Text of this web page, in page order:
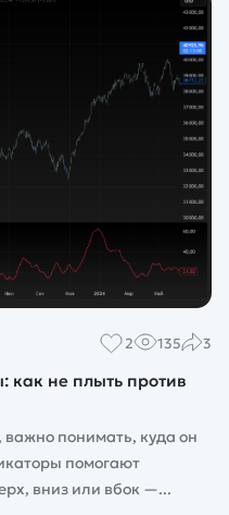
2 135 3
как не плыть против
понимать, куда он
помогают
вниз или вбок —...